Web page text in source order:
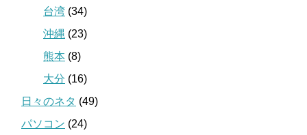
台湾 (34)
沖縄 (23)
熊本 (8)
大分 (16)
日々のネタ (49)
パソコン (24)